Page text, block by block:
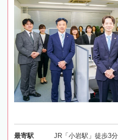
最寄駅 JR「小岩駅」徒歩3分